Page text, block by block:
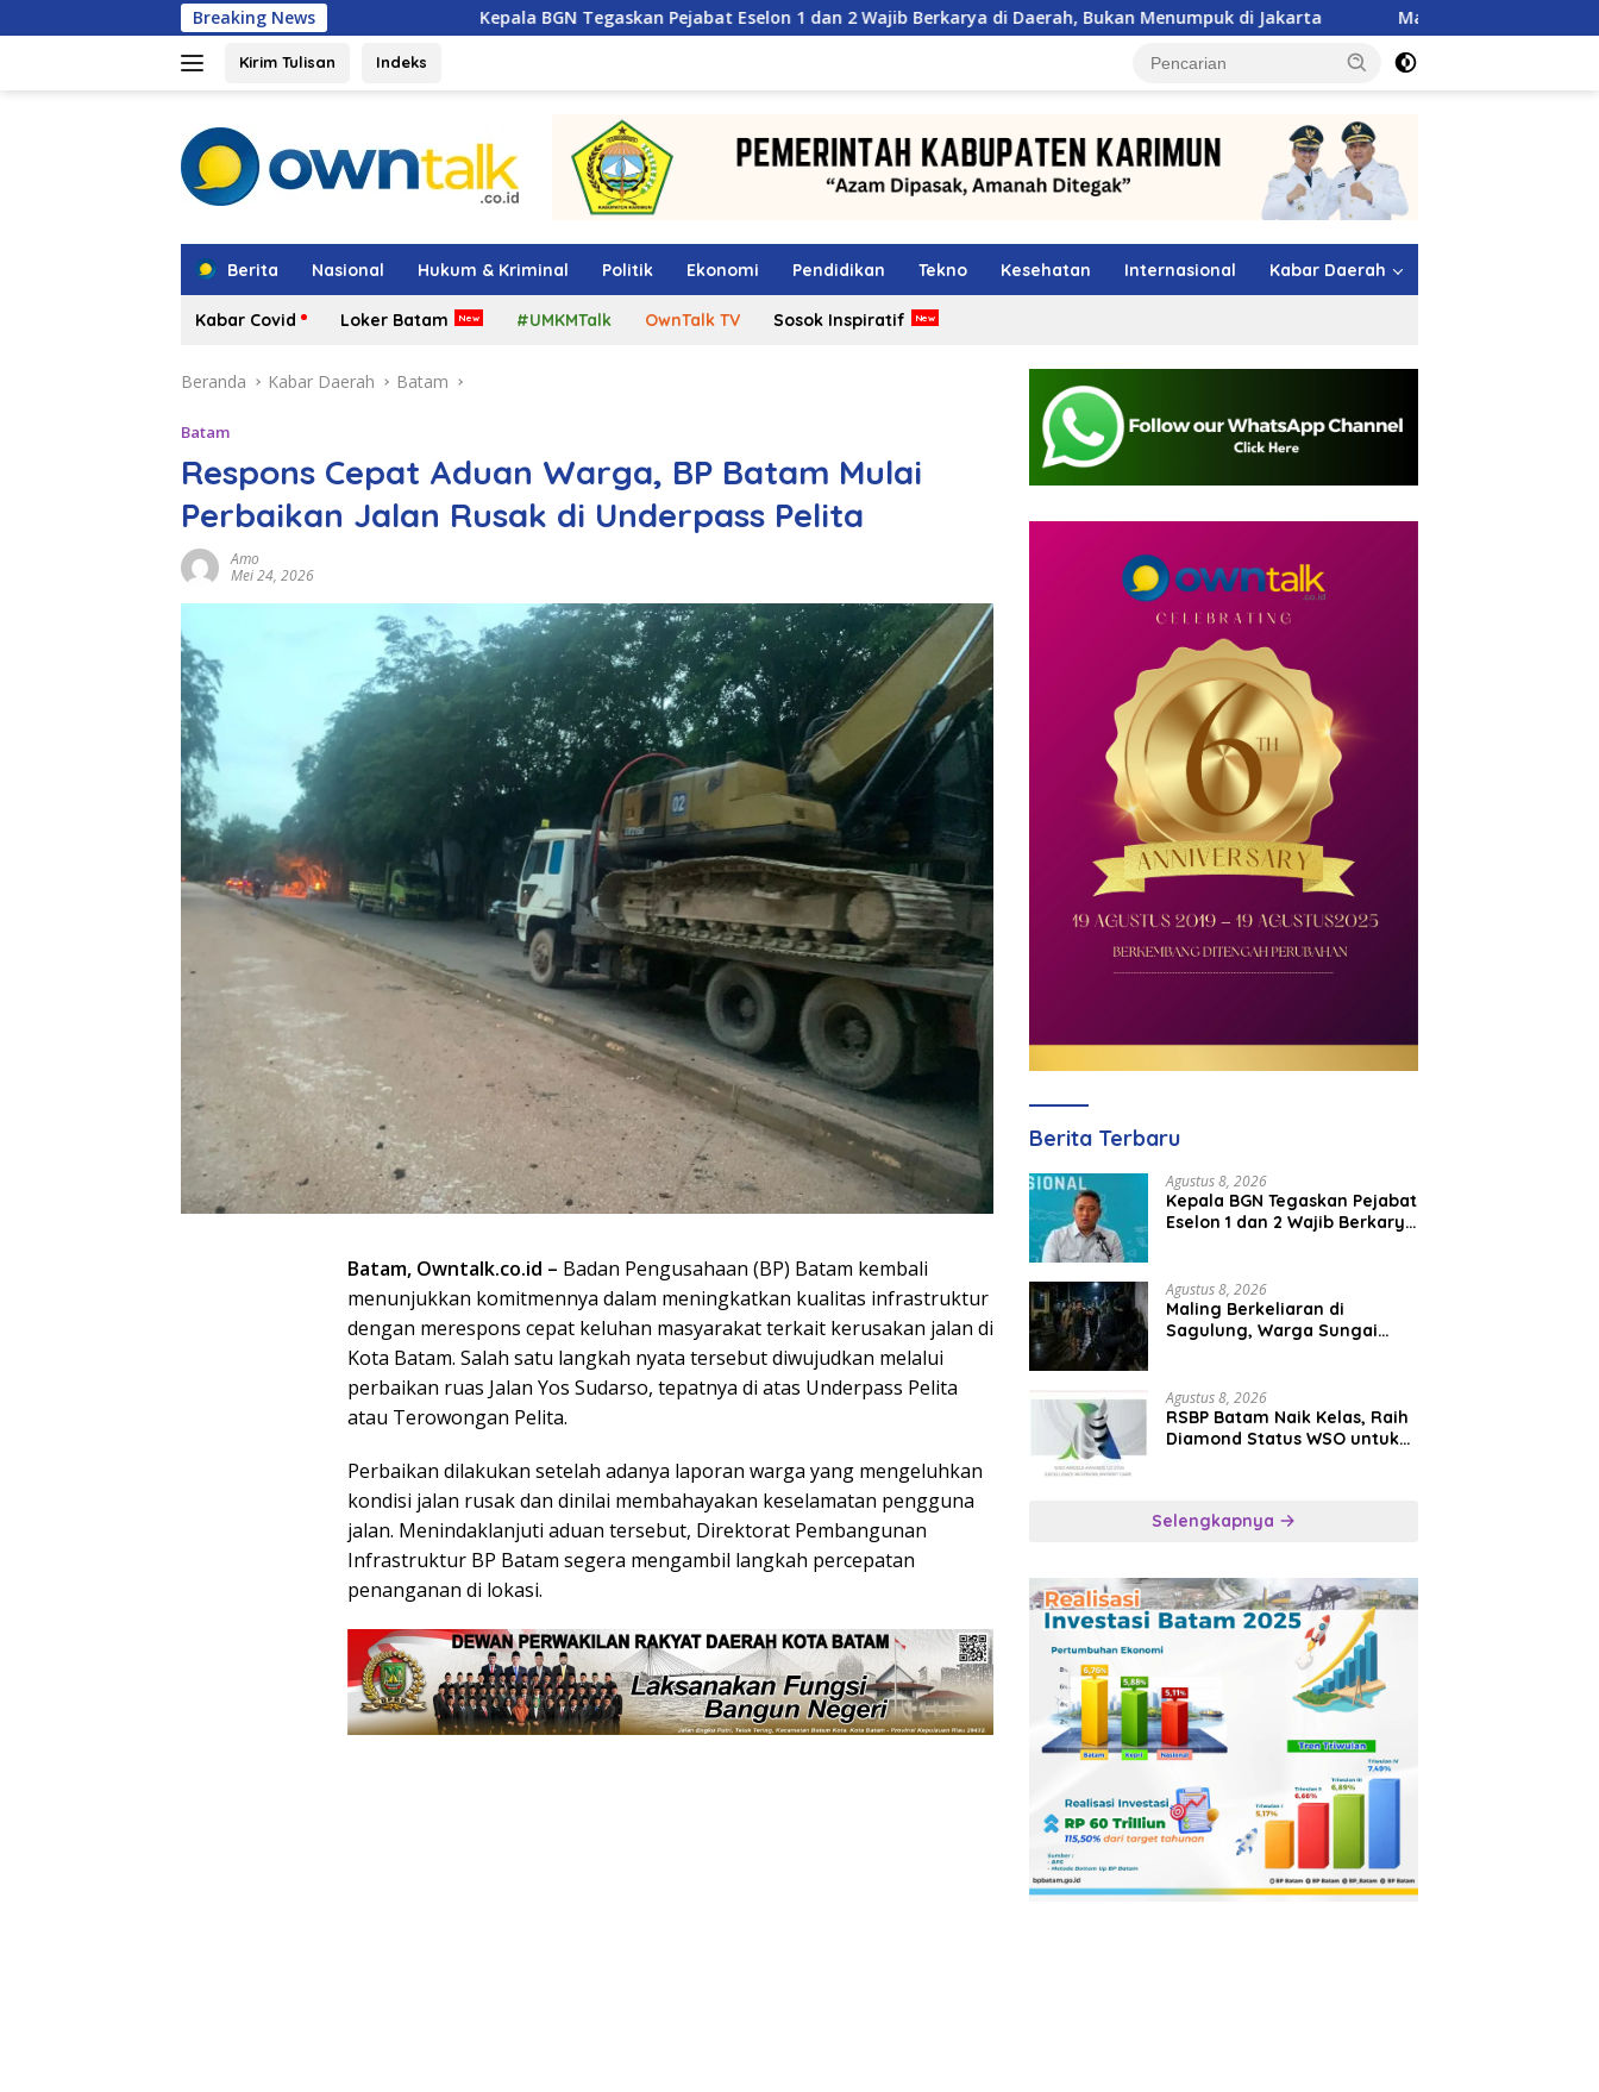
ke
Breaking NewsKepala BGN Tegaskan Pejabat Eselon 1 dan 2 Wajib Berkarya di Daerah, Bukan Menumpuk di Jakarta Maling Berkeliaran di Sagulung, Warga
Kirim Tulisan Indeks
Berita Nasional Hukum & Kriminal Politik Ekonomi Pendidikan Tekno Kesehatan Internasional Kabar Daerah
Kabar Covid Loker Batam #UMKMTalk OwnTalk TV Sosok Inspiratif
Beranda Kabar Daerah Batam
Batam
Respons Cepat Aduan Warga, BP Batam Mulai
Perbaikan Jalan Rusak di Underpass Pelita
Amo
Mei 24, 2026
Batam, Owntalk.co.id – Badan Pengusahaan (BP) Batam kembali
menunjukkan komitmennya dalam meningkatkan kualitas infrastruktur
dengan merespons cepat keluhan masyarakat terkait kerusakan jalan di
Kota Batam. Salah satu langkah nyata tersebut diwujudkan melalui
perbaikan ruas Jalan Yos Sudarso, tepatnya di atas Underpass Pelita
atau Terowongan Pelita.
Perbaikan dilakukan setelah adanya laporan warga yang mengeluhkan
kondisi jalan rusak dan dinilai membahayakan keselamatan pengguna
jalan. Menindaklanjuti aduan tersebut, Direktorat Pembangunan
Infrastruktur BP Batam segera mengambil langkah percepatan
penanganan di lokasi.
Berita Terbaru
Agustus 8, 2026
Kepala BGN Tegaskan Pejabat
Eselon 1 dan 2 Wajib Berkarya
Agustus 8, 2026
Maling Berkeliaran di
Sagulung, Warga Sungai
Agustus 8, 2026
RSBP Batam Naik Kelas, Raih
Diamond Status WSO untuk
Selengkapnya